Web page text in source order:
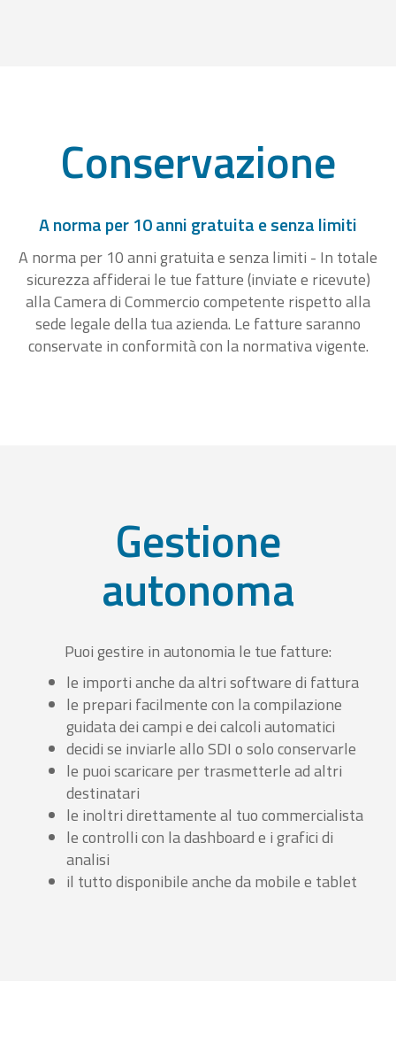
Conservazione
A norma per 10 anni gratuita e senza limiti
A norma per 10 anni gratuita e senza limiti - In totale
sicurezza affiderai le tue fatture (inviate e ricevute)
alla Camera di Commercio competente rispetto alla
sede legale della tua azienda. Le fatture saranno
conservate in conformità con la normativa vigente.
Gestione
autonoma
Puoi gestire in autonomia le tue fatture:
le importi anche da altri software di fattura
le prepari facilmente con la compilazione
guidata dei campi e dei calcoli automatici
decidi se inviarle allo SDI o solo conservarle
le puoi scaricare per trasmetterle ad altri
destinatari
le inoltri direttamente al tuo commercialista
le controlli con la dashboard e i grafici di
analisi
il tutto disponibile anche da mobile e tablet